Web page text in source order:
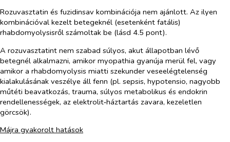
Rozuvasztatin és fuzidinsav kombinációja nem ajánlott. Az ilyen
kombinációval kezelt betegeknél (esetenként fatális)
rhabdomyolysisről számoltak be (lásd 4.5 pont).
A rozuvasztatint nem szabad súlyos, akut állapotban lévő
betegnél alkalmazni, amikor myopathia gyanúja merül fel, vagy
amikor a rhabdomyolysis miatti szekunder veseelégtelenség
kialakulásának veszélye áll fenn (pl. sepsis, hypotensio, nagyobb
műtéti beavatkozás, trauma, súlyos metabolikus és endokrin
rendellenességek, az elektrolit‑háztartás zavara, kezeletlen
görcsök).
Májra gyakorolt hatások